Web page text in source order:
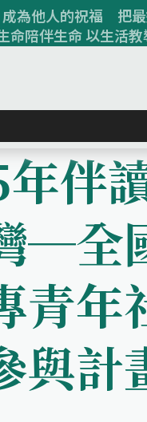
為他人的祝福 把
陪伴生命 以生活教
伴
─全
青年
與計